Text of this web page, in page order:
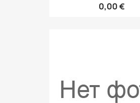
0,00 €